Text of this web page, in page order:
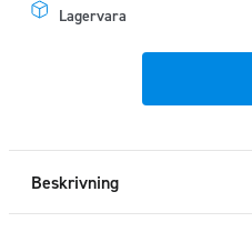
Lagervara
Mitsubishi
L200
Beskrivning